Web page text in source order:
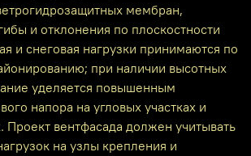
мембран,
и отклонения по плоскостности
и снеговая нагрузки принимаются по
при наличии высотных
уделяется повышенным
напора на угловых участках и
Проект вентфасада должен учитывать
на узлы крепления и